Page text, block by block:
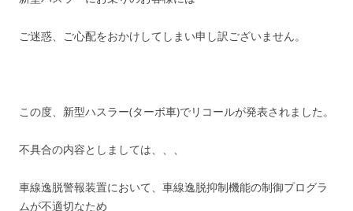
ご迷惑、ご心配をおかけしてしまい申し訳ございません。
この度、新型ハスラー(ターボ車)でリコールが発表されました。
不具合の内容としましては、、、
車線逸脱警報装置において、車線逸脱抑制機能の制御プログラ
ムが不適切なため